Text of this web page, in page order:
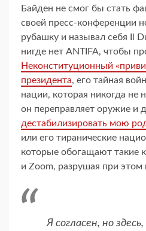
Байден не смог бы стать
своей пресс-конференции
рубашку и называл себя Il
нигде нет ANTIFA, чтобы
Неконституционный
президента, его тайная
нации, которая никогда не
он переправляет оружие и
дестабилизировать мою
или его тиранические
которые обогащают такие
и Zoom, разрушая при
Я согласен, но